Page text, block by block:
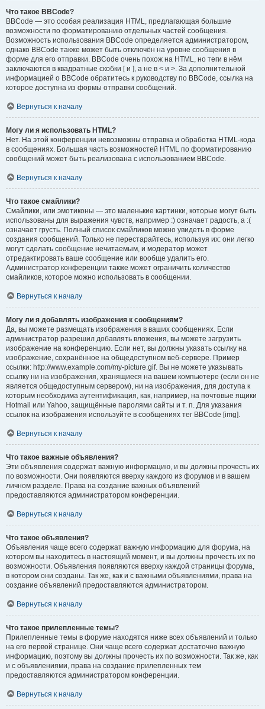
Что такое BBCode?
BBCode — это особая реализация HTML, предлагающая большие
возможности по форматированию отдельных частей сообщения.
Возможность использования BBCode определяется администратором,
однако BBCode также может быть отключён на уровне сообщения в
форме для его отправки. BBCode очень похож на HTML, но теги в нём
заключаются в квадратные скобки [ и ], а не в < и >. За дополнительной
информацией о BBCode обратитесь к руководству по BBCode, ссылка на
которое доступна из формы отправки сообщений.
Вернуться к началу
Могу ли я использовать HTML?
Нет. На этой конференции невозможны отправка и обработка HTML-кода
в сообщениях. Большая часть возможностей HTML по форматированию
сообщений может быть реализована с использованием BBCode.
Вернуться к началу
Что такое смайлики?
Смайлики, или эмотиконы — это маленькие картинки, которые могут быть
использованы для выражения чувств, например :) означает радость, а :(
означает грусть. Полный список смайликов можно увидеть в форме
создания сообщений. Только не перестарайтесь, используя их: они легко
могут сделать сообщение нечитаемым, и модератор может
отредактировать ваше сообщение или вообще удалить его.
Администратор конференции также может ограничить количество
смайликов, которое можно использовать в сообщении.
Вернуться к началу
Могу ли я добавлять изображения к сообщениям?
Да, вы можете размещать изображения в ваших сообщениях. Если
администратор разрешил добавлять вложения, вы можете загрузить
изображение на конференцию. Если нет, вы должны указать ссылку на
изображение, сохранённое на общедоступном веб-сервере. Пример
ссылки: http://www.example.com/my-picture.gif. Вы не можете указывать
ссылку ни на изображения, хранящиеся на вашем компьютере (если он не
является общедоступным сервером), ни на изображения, для доступа к
которым необходима аутентификация, как, например, на почтовые ящики
Hotmail или Yahoo, защищённые паролями сайты и т. п. Для указания
ссылок на изображения используйте в сообщениях тег BBCode [img].
Вернуться к началу
Что такое важные объявления?
Эти объявления содержат важную информацию, и вы должны прочесть их
по возможности. Они появляются вверху каждого из форумов и в вашем
личном разделе. Права на создание важных объявлений
предоставляются администратором конференции.
Вернуться к началу
Что такое объявления?
Объявления чаще всего содержат важную информацию для форума, на
котором вы находитесь в настоящий момент, и вы должны прочесть их по
возможности. Объявления появляются вверху каждой страницы форума,
в котором они созданы. Так же, как и с важными объявлениями, права на
создание объявлений предоставляются администратором.
Вернуться к началу
Что такое прилепленные темы?
Прилепленные темы в форуме находятся ниже всех объявлений и только
на его первой странице. Они чаще всего содержат достаточно важную
информацию, поэтому вы должны прочесть их по возможности. Так же, как
и с объявлениями, права на создание прилепленных тем
предоставляются администратором конференции.
Вернуться к началу